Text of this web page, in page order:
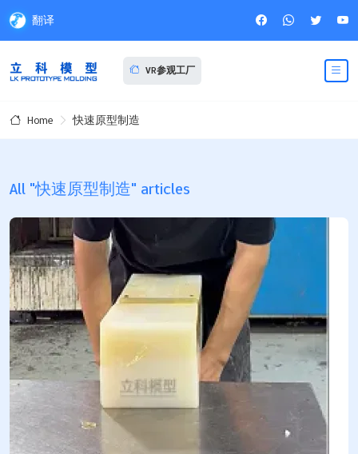
翻译
VR参观工厂
Home 快速原型制造
All "快速原型制造" articles